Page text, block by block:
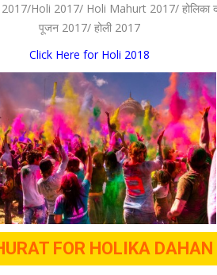
Holi 2017/ Holi Mahurt 2017/ होलिका
पूजन 2017/ होली 2017
Click Here for Holi 2018
FOR HOLIKA DAHAN